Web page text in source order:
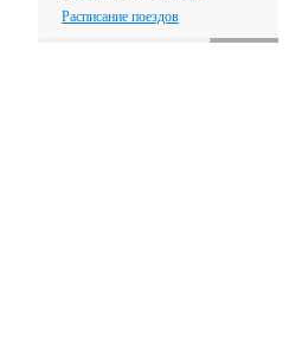
Расписание поездов